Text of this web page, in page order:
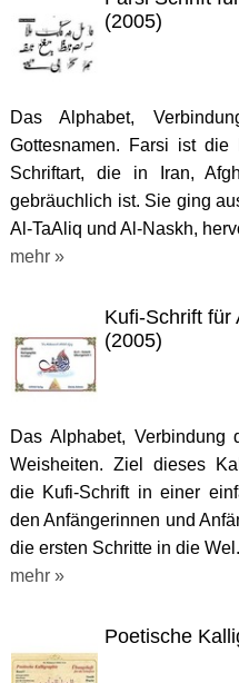
(2005)
Das Alphabet,
Gottesnamen. Farsi ist die
Schriftart, die in Iran,
gebräuchlich ist. Sie ging
Al-TaAliq und Al-Naskh,
mehr »
Kufi-Schrift für
(2005)
Das Alphabet, Verbindung
Weisheiten. Ziel dieses
die Kufi-Schrift in einer
den Anfängerinnen und
die ersten Schritte in die
mehr »
Poetische